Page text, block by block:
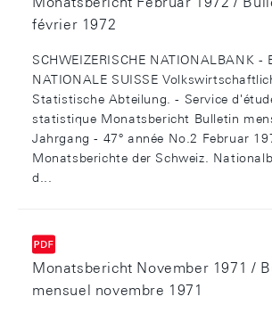
février 1972
SCHWEIZERISCHE NATIONALBANK -
NATIONALE SUISSE
Statistische Abteilung. - Service
statistique Monatsbericht Bulletin
Jahrgang - 47° année No.2 Februar
Monatsberichte der Schweiz.
d...
Monatsbericht November 1971 /
mensuel novembre 1971